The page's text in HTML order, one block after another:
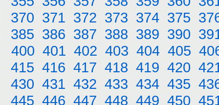
370 371 372 373 374 375
385 386 387 388 389 390
400 401 402 403 404 405
415 416 417 418 419 420
430 431 432 433 434 435
445 446 447 448 449 450